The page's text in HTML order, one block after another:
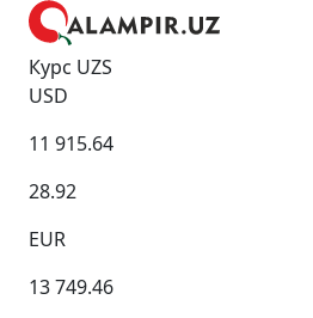
Курс UZS
USD
11 915.64
28.92
EUR
13 749.46